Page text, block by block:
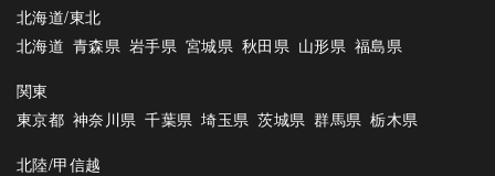
北海道/東北
北海道 青森県 岩手県 宮城県 秋田県 山形県 福島県
関東
東京都 神奈川県 千葉県 埼玉県 茨城県 群馬県 栃木県
北陸/甲信越